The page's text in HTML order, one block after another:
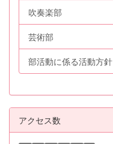
吹奏楽部
芸術部
部活動に係る活動方針
アクセス数